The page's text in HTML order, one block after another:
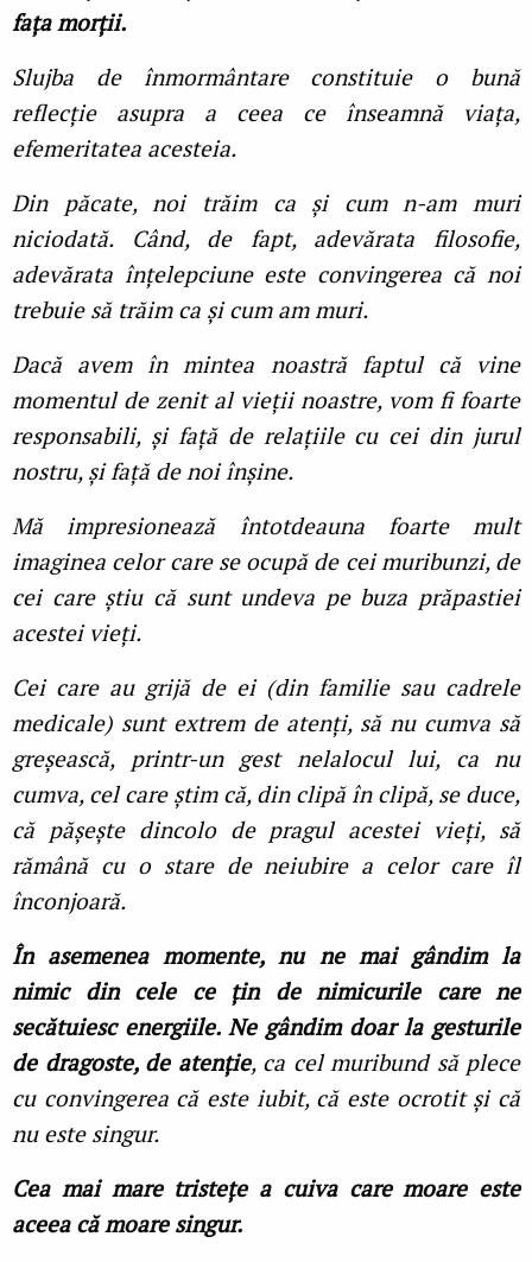
fața morții.
Slujba de înmormântare constituie o bună
reflecție asupra a ceea ce înseamnă viața,
efemeritatea acesteia.
Din păcate, noi trăim ca și cum n-am muri
niciodată. Când, de fapt, adevărata filosofie,
adevărata înțelepciune este convingerea că noi
trebuie să trăim ca și cum am muri.
Dacă avem în mintea noastră faptul că vine
momentul de zenit al vieții noastre, vom fi foarte
responsabili, și față de relațiile cu cei din jurul
nostru, și față de noi înșine.
Mă impresionează întotdeauna foarte mult
imaginea celor care se ocupă de cei muribunzi, de
cei care știu că sunt undeva pe buza prăpastiei
acestei vieți.
Cei care au grijă de ei (din familie sau cadrele
medicale) sunt extrem de atenți, să nu cumva să
greșească, printr-un gest nelalocul lui, ca nu
cumva, cel care știm că, din clipă în clipă, se duce,
că pășește dincolo de pragul acestei vieți, să
rămână cu o stare de neiubire a celor care îl
înconjoară.
În asemenea momente, nu ne mai gândim la
nimic din cele ce țin de nimicurile care ne
secătuiesc energiile. Ne gândim doar la gesturile
de dragoste, de atenție, ca cel muribund să plece
cu convingerea că este iubit, că este ocrotit și că
nu este singur.
Cea mai mare tristețe a cuiva care moare este
aceea că moare singur.